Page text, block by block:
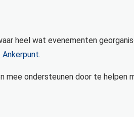
heel wat evenementen
mee ondersteunen door te helpen